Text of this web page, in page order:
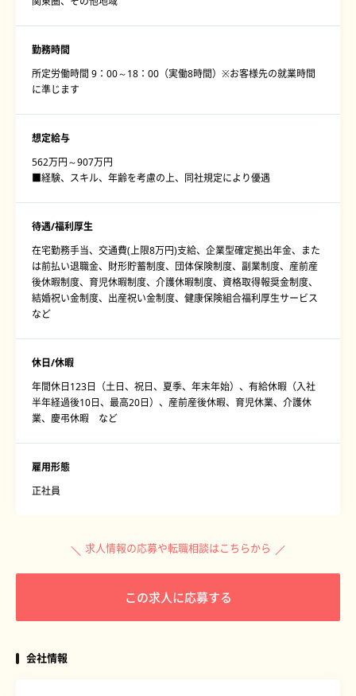
勤務時間
所定労働時間 9：00～18：00（実働8時間）※お客様先の就業時間
に準じます
想定給与
562万円～907万円
■経験、スキル、年齢を考慮の上、同社規定により優遇
待遇/福利厚生
在宅勤務手当、交通費(上限8万円)支給、企業型確定拠出年金、また
は前払い退職金、財形貯蓄制度、団体保険制度、副業制度、産前産
後休暇制度、育児休暇制度、介護休暇制度、資格取得報奨金制度、
結婚祝い金制度、出産祝い金制度、健康保険組合福利厚生サービス
など
休日/休暇
年間休日123日（土日、祝日、夏季、年末年始）、有給休暇（入社
半年経過後10日、最高20日）、産前産後休暇、育児休業、介護休
業、慶弔休暇 など
雇用形態
正社員
求人情報の応募や転職相談はこちらから
この求人に応募する
会社情報